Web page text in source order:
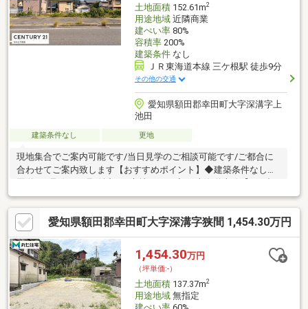
土地面積152.61m2
用途地域近隣商業
建ぺい率80%
容積率200%
建築条件なし
ＪＲ東海道本線 三ケ根駅 徒歩9分
その他の交通
愛知県額田郡幸田町大字深溝字上
池田
建築条件なし 更地
現地集合でご案内可能です/当日見学のご相談可能です/ご都合に
合わせてご案内致します【おすすめポイント】◆建築条件なし◆
駅】徒歩9分◆深溝小学校徒歩9分まずは『資料請求（無料）』か
らお気軽にお問い合わせください。気になる税金、契約諸費用に
ついてイチからご説明いたします。お問い合わせはフリーダイヤ
ル(無料)0120-780-008まで。不動産のことなら、センチュリー21
なみと不動産へおまかせください。
愛知県額田郡幸田町大字深溝字狭間 1,454.30万円
1,454.30万円
（坪単価:-）
土地面積137.37m2
用途地域無指定